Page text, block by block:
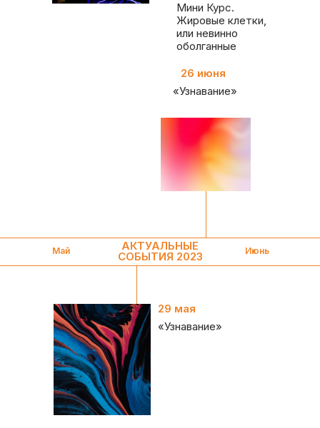
Мини Курс.
Жировые клетки,
или невинно
оболганные
АКТУАЛЬНЫЕ
СОБЫТИЯ 2023
Май Июнь
29 мая
«Узнавание»
26 июня
«Узнавание»